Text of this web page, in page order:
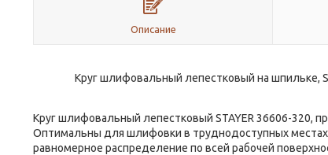
Описание
Круг шлифовальный лепестковый на шпильке,
Круг шлифовальный лепестковый STAYER 36606-320,
Оптимальны для шлифовки в труднодоступных местах.
равномерное распределение по всей рабочей